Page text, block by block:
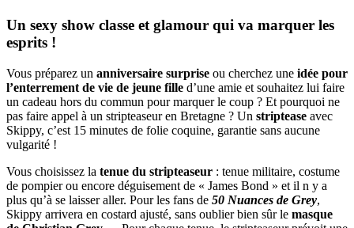
Un sexy show classe et glamour qui va marquer les
esprits !
Vous préparez un anniversaire surprise ou cherchez une idée pour
l’enterrement de vie de jeune fille d’une amie et souhaitez lui faire
un cadeau hors du commun pour marquer le coup ? Et pourquoi ne
pas faire appel à un stripteaseur en Bretagne ? Un striptease avec
Skippy, c’est 15 minutes de folie coquine, garantie sans aucune
vulgarité !
Vous choisissez la tenue du stripteaseur : tenue militaire, costume
de pompier ou encore déguisement de « James Bond » et il n y a
plus qu’à se laisser aller. Pour les fans de 50 Nuances de Grey,
Skippy arrivera en costard ajusté, sans oublier bien sûr le masque